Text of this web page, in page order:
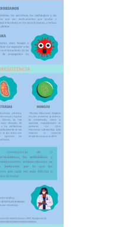
Twitter
WhatsApp
Email